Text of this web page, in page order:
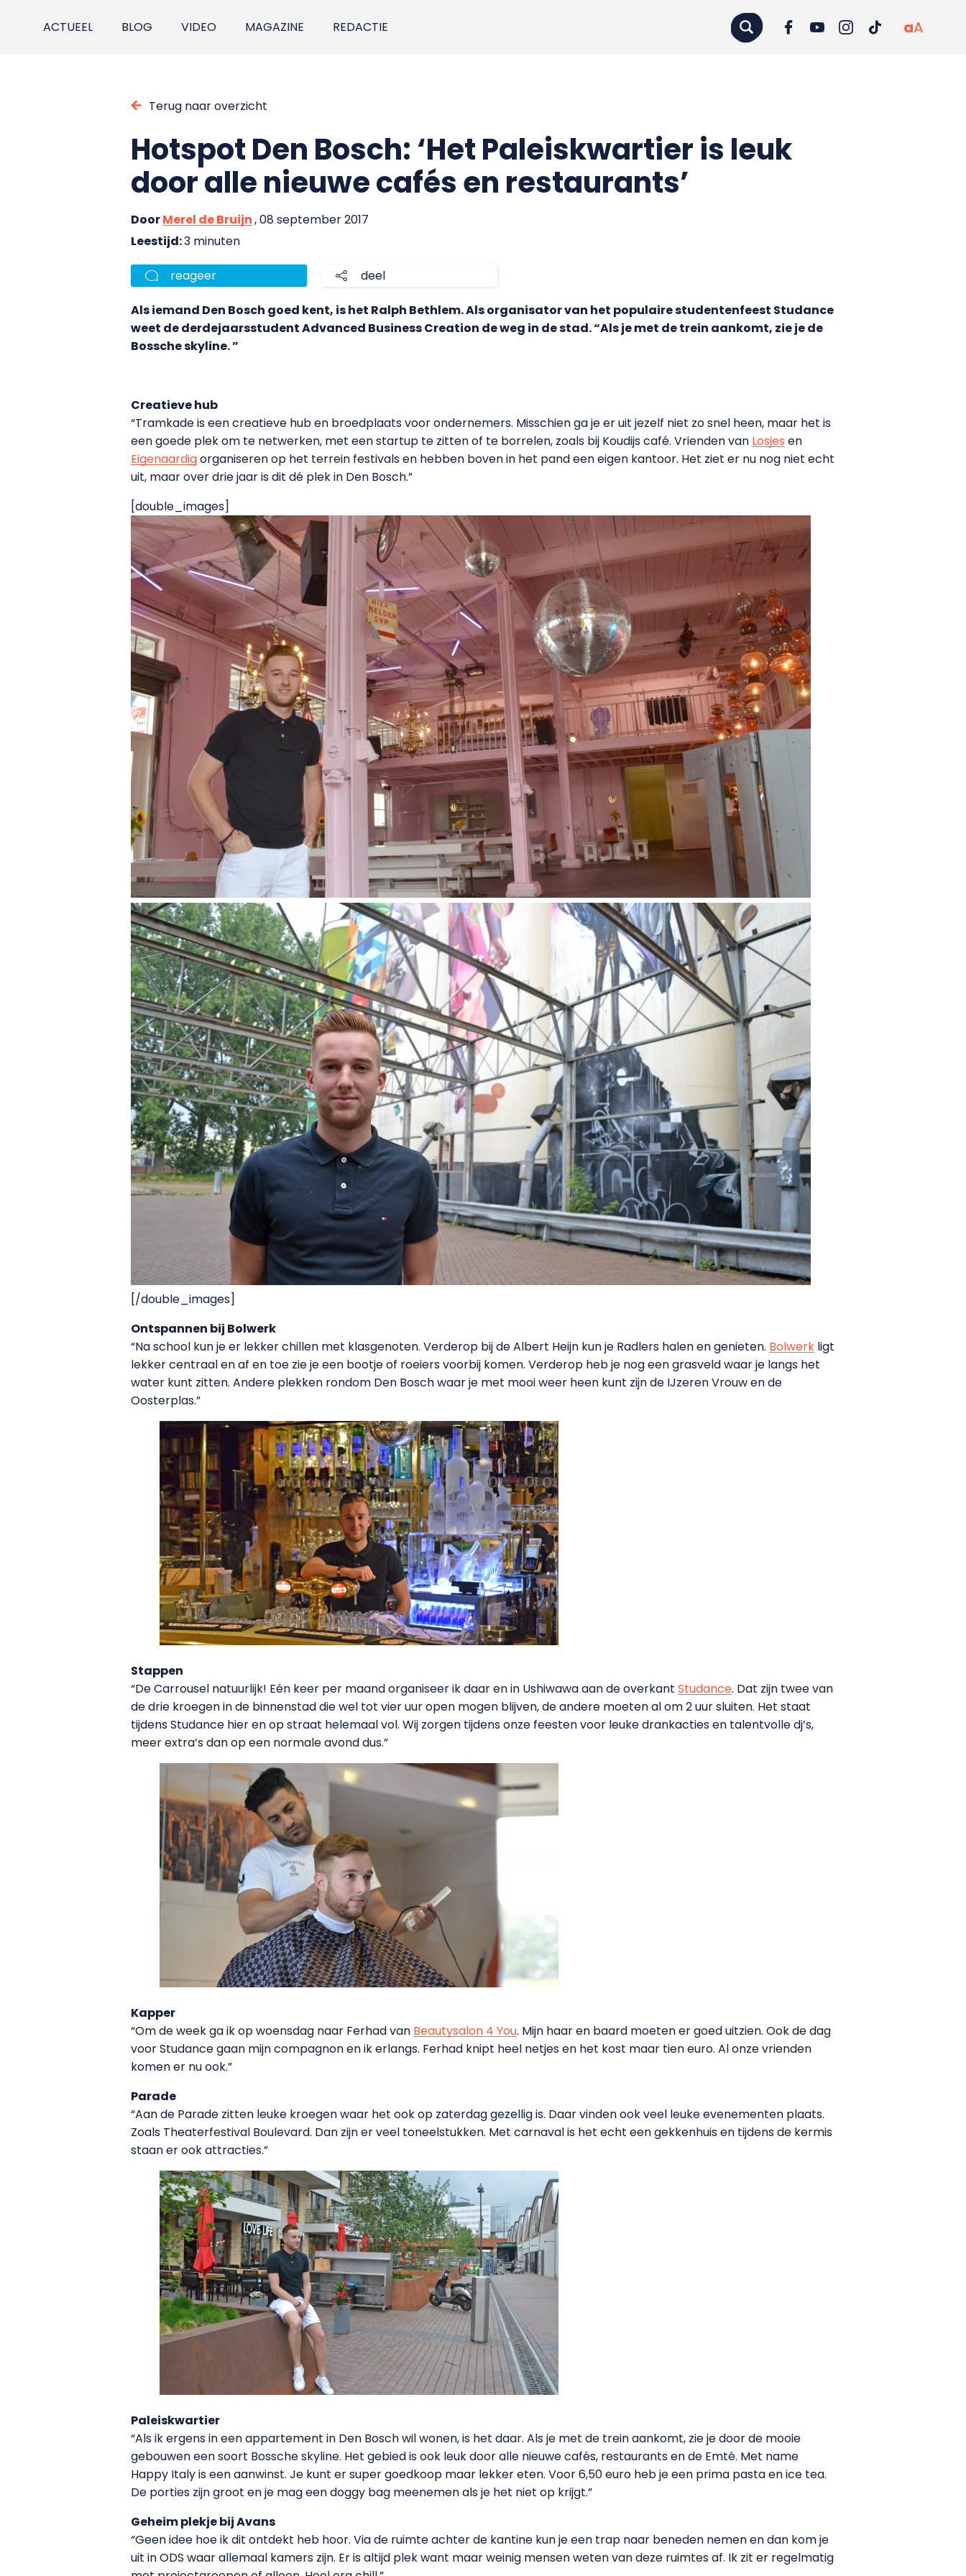
ACTUEEL BLOG VIDEO MAGAZINE REDACTIE aA
Terug naar overzicht
Hotspot Den Bosch: ‘Het Paleiskwartier is leuk
door alle nieuwe cafés en restaurants’
DoorMerel de Bruijn, 08 september 2017
Leestijd:3 minuten
reageer deel
Als iemand Den Bosch goed kent, is het Ralph Bethlem. Als organisator van het populaire studentenfeest Studance
weet de derdejaarsstudent Advanced Business Creation de weg in de stad. “Als je met de trein aankomt, zie je de
Bossche skyline. ”
Creatieve hub
“Tramkade is een creatieve hub en broedplaats voor ondernemers. Misschien ga je er uit jezelf niet zo snel heen, maar het is
een goede plek om te netwerken, met een startup te zitten of te borrelen, zoals bij Koudijs café. Vrienden van Losjes en
Eigenaardigorganiseren op het terrein festivals en hebben boven in het pand een eigen kantoor. Het ziet er nu nog niet echt
uit, maar over drie jaar is dit dé plek in Den Bosch.”
[double_images]
[/double_images]
Ontspannen bij Bolwerk
“Na school kun je er lekker chillen met klasgenoten. Verderop bij de Albert Heijn kun je Radlers halen en genieten. Bolwerk ligt
lekker centraal en af en toe zie je een bootje of roeiers voorbij komen. Verderop heb je nog een grasveld waar je langs het
water kunt zitten. Andere plekken rondom Den Bosch waar je met mooi weer heen kunt zijn de IJzeren Vrouw en de
Oosterplas.”
Stappen
“De Carrousel natuurlijk! Eén keer per maand organiseer ik daar en in Ushiwawa aan de overkant Studance. Dat zijn twee van
de drie kroegen in de binnenstad die wel tot vier uur open mogen blijven, de andere moeten al om 2 uur sluiten. Het staat
tijdens Studance hier en op straat helemaal vol. Wij zorgen tijdens onze feesten voor leuke drankacties en talentvolle dj’s,
meer extra’s dan op een normale avond dus.”
Kapper
“Om de week ga ik op woensdag naar Ferhad van Beautysalon 4 You. Mijn haar en baard moeten er goed uitzien. Ook de dag
voor Studance gaan mijn compagnon en ik erlangs. Ferhad knipt heel netjes en het kost maar tien euro. Al onze vrienden
komen er nu ook.”
Parade
“Aan de Parade zitten leuke kroegen waar het ook op zaterdag gezellig is. Daar vinden ook veel leuke evenementen plaats.
Zoals Theaterfestival Boulevard. Dan zijn er veel toneelstukken. Met carnaval is het echt een gekkenhuis en tijdens de kermis
staan er ook attracties.”
Paleiskwartier
“Als ik ergens in een appartement in Den Bosch wil wonen, is het daar. Als je met de trein aankomt, zie je door de mooie
gebouwen een soort Bossche skyline. Het gebied is ook leuk door alle nieuwe cafés, restaurants en de Emté. Met name
Happy Italy is een aanwinst. Je kunt er super goedkoop maar lekker eten. Voor 6,50 euro heb je een prima pasta en ice tea.
De porties zijn groot en je mag een doggy bag meenemen als je het niet op krijgt.”
Geheim plekje bij Avans
“Geen idee hoe ik dit ontdekt heb hoor. Via de ruimte achter de kantine kun je een trap naar beneden nemen en dan kom je
uit in ODS waar allemaal kamers zijn. Er is altijd plek want maar weinig mensen weten van deze ruimtes af. Ik zit er regelmatig